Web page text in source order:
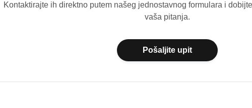
Kontaktirajte ih direktno putem našeg jednostavnog formulara i
vaša pitanja.
Pošaljite upit